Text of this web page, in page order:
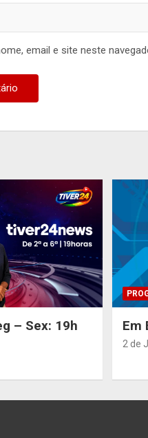
email e site neste
– Sex: 19h Em
2 de